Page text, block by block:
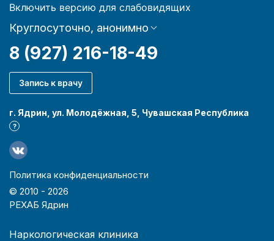
Включить версию для слабовидящих
Круглосуточно, анонимно
8 (927) 216-18-49
Запись к врачу
г. Ядрин, ул. Молодёжная, 5, Чувашская Республика
?
Политика конфиденциальности
© 2010 - 2026
РЕХАБ Ядрин
Наркологическая клиника